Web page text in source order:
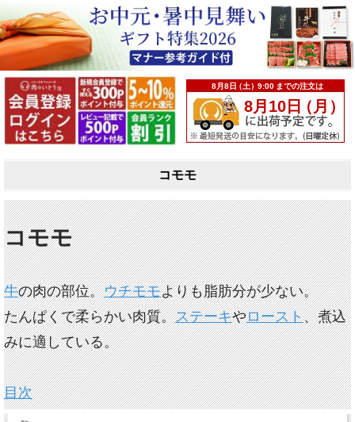
コモモ
コモモ
牛の肉の部位。ウチモモよりも脂肪分が少ない。
たんぱくで柔らかい肉質。ステーキやロースト、煮込
みに適している。
目次